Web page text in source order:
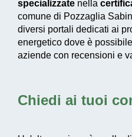
specializzate nella
comune di Pozzaglia
diversi portali dedicati ai
energetico dove è
aziende con recensioni e
Chiedi ai tuoi